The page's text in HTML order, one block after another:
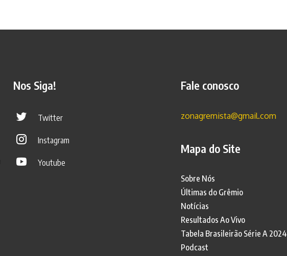
Nos Siga!
Twitter
Instagram
Youtube
Fale conosco
zonagremista@gmail.com
Mapa do Site
Sobre Nós
Últimas do Grêmio
Notícias
Resultados Ao Vivo
Tabela Brasileirão Série A 2024
Podcast